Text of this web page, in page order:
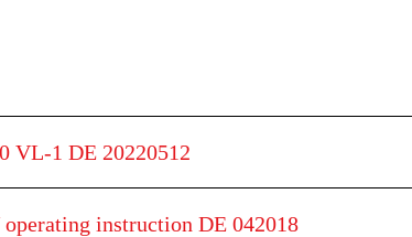
VL-1 DE 20220512
instruction DE 042018